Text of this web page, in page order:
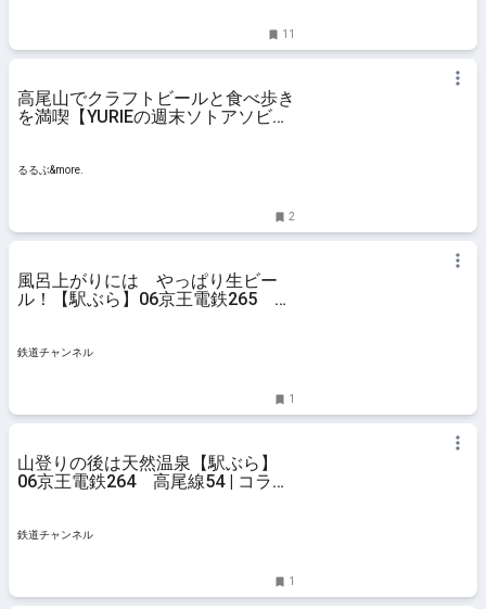
11
高尾山でクラフトビールと食べ歩き
を満喫【YURIEの週末ソトアソビ
るるぶ&more.
2
風呂上がりには やっぱり生ビー
ル！【駅ぶら】06京王電鉄265 高
鉄道チャンネル
1
山登りの後は天然温泉【駅ぶら】
06京王電鉄264 高尾線54 | コラム
鉄道チャンネル
1